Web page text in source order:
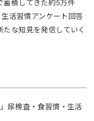
蓄積してきた約5万件
活習慣アンケート回答
な知見を発信していく
尿検査・食習慣・生活